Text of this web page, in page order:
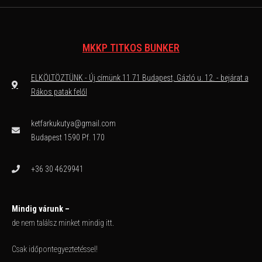
MKKP TITKOS BUNKER
ELKÖLTÖZTÜNK - Új címünk 11 71 Budapest, Gázló u. 12. - bejárat a
Rákos patak felől
ketfarkukutya@gmail.com
Budapest 1590 Pf. 170
+36 30 4629941
Mindig várunk –
de nem találsz minket mindig itt.
Csak időpontegyeztetéssel!